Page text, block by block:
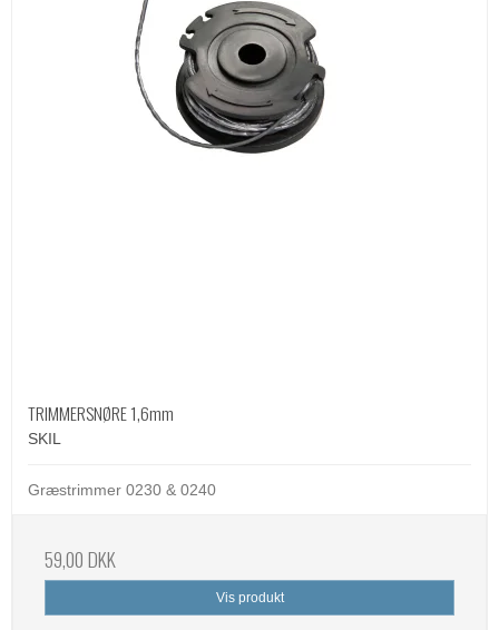
TRIMMERSNØRE 1,6mm
SKIL
Græstrimmer 0230 & 0240
59,00 DKK
Vis produkt